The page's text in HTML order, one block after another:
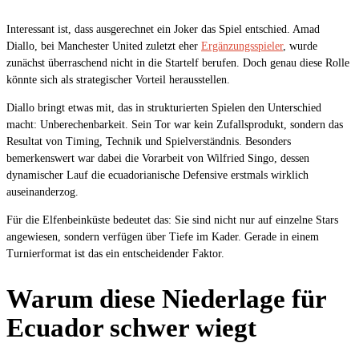
Interessant ist, dass ausgerechnet ein Joker das Spiel entschied. Amad
Diallo, bei Manchester United zuletzt eher Ergänzungsspieler, wurde
zunächst überraschend nicht in die Startelf berufen. Doch genau diese Rolle
könnte sich als strategischer Vorteil herausstellen.
Diallo bringt etwas mit, das in strukturierten Spielen den Unterschied
macht: Unberechenbarkeit. Sein Tor war kein Zufallsprodukt, sondern das
Resultat von Timing, Technik und Spielverständnis. Besonders
bemerkenswert war dabei die Vorarbeit von Wilfried Singo, dessen
dynamischer Lauf die ecuadorianische Defensive erstmals wirklich
auseinanderzog.
Für die Elfenbeinküste bedeutet das: Sie sind nicht nur auf einzelne Stars
angewiesen, sondern verfügen über Tiefe im Kader. Gerade in einem
Turnierformat ist das ein entscheidender Faktor.
Warum diese Niederlage für
Ecuador schwer wiegt